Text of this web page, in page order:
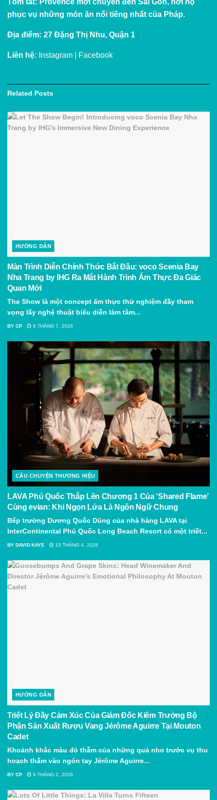
Tóm tắt: Provence mới chuyển đến Sài Gòn, nơi họ
phục vụ những món ăn nổi tiếng nhất của Pháp.
Địa điểm: 27 Đặng Thị Nhu, Quận 1
Liên hệ: Instagram Facebook
Related Posts
HƯỚNG DẪN
Màn Trình Diễn Chính Thức Bắt Đầu: voco Scenia Bay
Nha Trang by IHG Ra Mắt Hành Trình Ẩm Thực Đa Giác
Quan Mới
The Show là một concept ẩm thực thử nghiệm đầy tham
vọng lấy nghệ thuật biểu diễn làm tâm...
BY CP 8 THÁNG 7, 2026
CÂU CHUYỆN THƯƠNG HIỆU
LAVA Phú Quốc Thắp Lên Chương 1 Của ‘Shared Flame’
Cùng evian: Khi Ngọn Lửa Là Ngôn Ngữ Chung
Bếp trưởng Dương Quốc Dũng của nhà hàng LAVA tại
InterContinental Phú Quốc Long Beach Resort có một triết...
BY DAVID KAYE 15 THÁNG 4, 2026
HƯỚNG DẪN
Triết Lý Đầy Cảm Xúc Của Giám Đốc Kiêm Trưởng Bộ
Phận Sản Xuất Rượu Vang Jérôme Aguirre Tại Mouton
Cadet
Khoảnh khắc màu đỏ thẫm của những quả nho trước vụ thu
hoạch thấm vào ngón tay Jérôme Aguirre...
BY CP 9 THÁNG 2, 2026